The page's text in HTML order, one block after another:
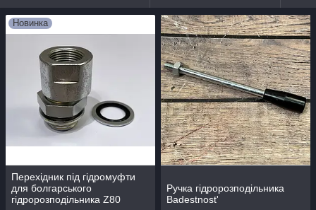
Новинка
Перехідник під гідромуфти
для болгарського
гідророзподільника Z80
Ручка гідророзподільника
Badestnost'